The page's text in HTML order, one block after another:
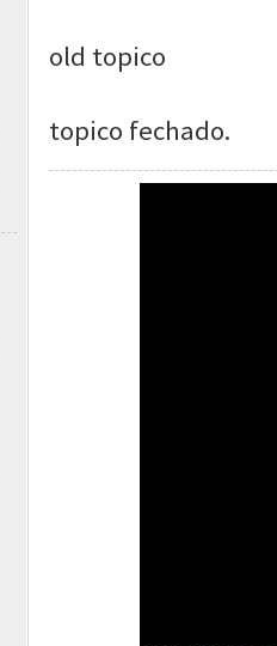
old topico
topico fechado.